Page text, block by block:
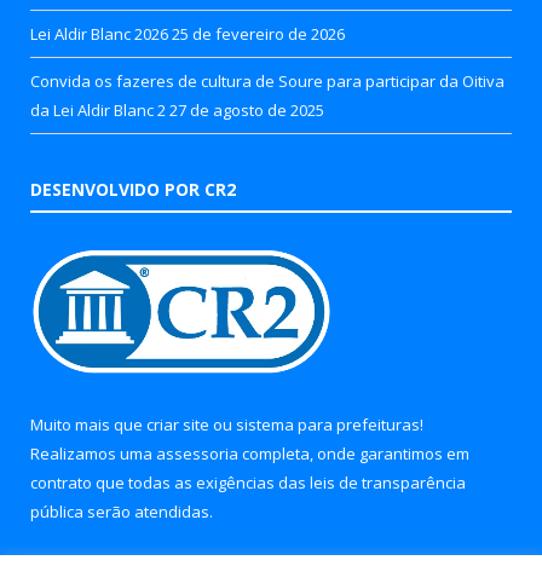
Lei Aldir Blanc 202625 de fevereiro de 2026
Convida os fazeres de cultura de Soure para participar da Oitiva
da Lei Aldir Blanc 227 de agosto de 2025
DESENVOLVIDO POR CR2
Muito mais que criar site ou sistema para prefeituras!
Realizamos uma assessoria completa, onde garantimos em
contrato que todas as exigências das leis de transparência
pública serão atendidas.